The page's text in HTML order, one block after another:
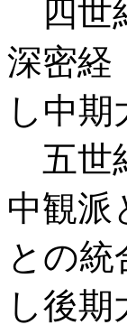
四世
深密経
し中
五世
中観派
との
し後